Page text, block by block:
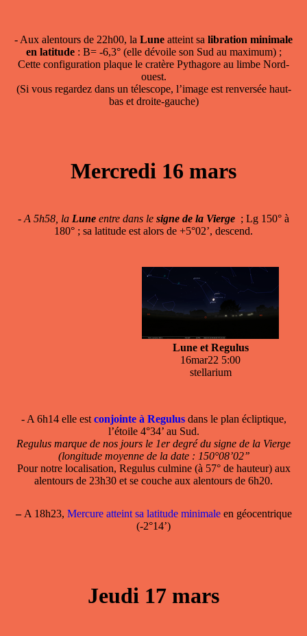
- Aux alentours de 22h00, la Lune atteint sa libration minimale
en latitude: B= -6,3° (elle dévoile son Sud au maximum) ;
Cette configuration plaque le cratère Pythagore au limbe Nord-
ouest.
(Si vous regardez dans un télescope, l’image est renversée haut-
bas et droite-gauche)
Mercredi 16 mars
- A 5h58, la Lune entre dans le signe de la Vierge ; Lg 150° à
180° ; sa latitude est alors de +5°02’, descend.
Lune et Regulus
16mar22 5:00
stellarium
- A 6h14 elle est conjointe à Regulusdans le plan écliptique,
l’étoile 4°34’ au Sud.
Regulus marque de nos jours le 1er degré du signe de la Vierge
(longitude moyenne de la date : 150°08’02’’
Pour notre localisation, Regulus culmine (à 57° de hauteur) aux
alentours de 23h30 et se couche aux alentours de 6h20.
–A 18h23, Mercure atteint sa latitude minimaleen géocentrique
(-2°14’)
Jeudi 17 mars